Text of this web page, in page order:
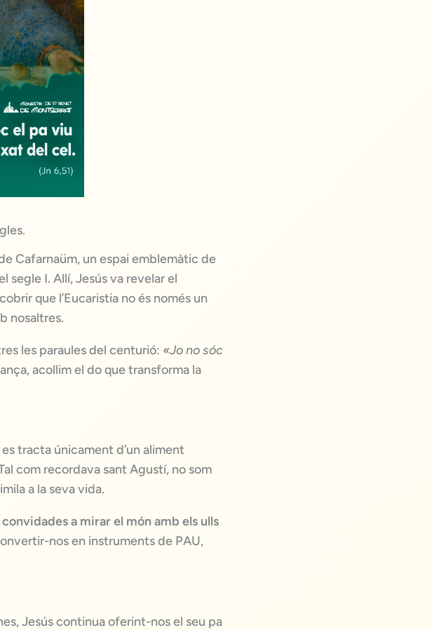
Cafarnaüm, un espai emblemàtic de
segle I. Allí, Jesús va revelar el
que l’Eucaristia no és només un
nosaltres.
les paraules del centurió: «Jo no sóc
acollim el do que transforma la
tracta únicament d’un aliment
com recordava sant Agustí, no som
a la seva vida.
convidades a mirar el món amb els ulls
nos en instruments de PAU,
Jesús continua oferint-nos el seu pa